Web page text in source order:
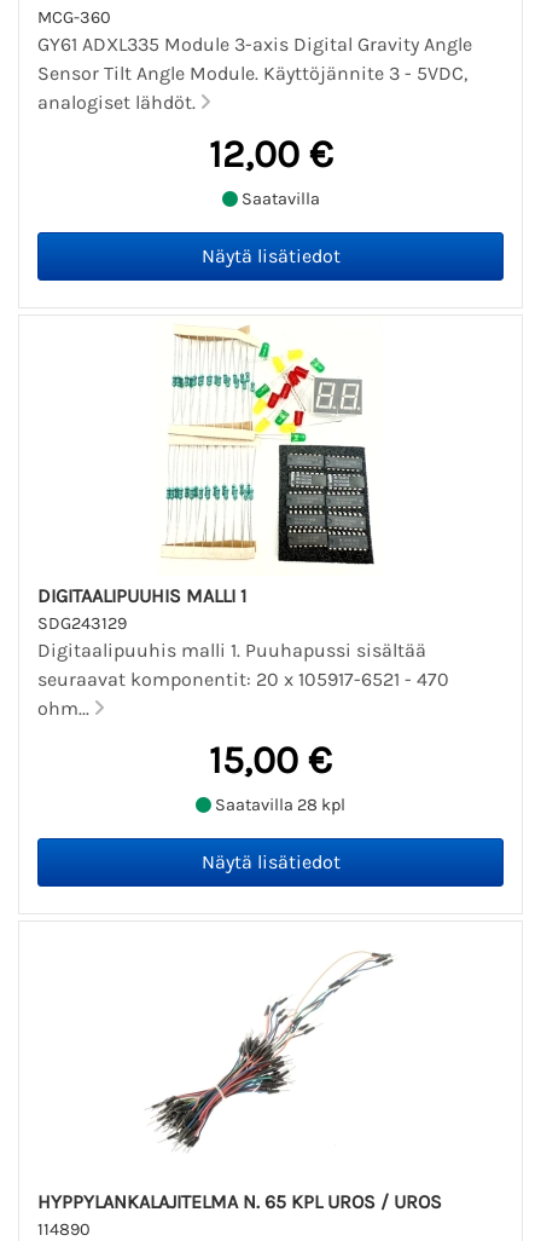
MCG-360
GY61 ADXL335 Module 3-axis Digital Gravity Angle
Sensor Tilt Angle Module. Käyttöjännite 3 - 5VDC,
analogiset lähdöt.
12,00 €
Saatavilla
DIGITAALIPUUHIS MALLI 1
SDG243129
Digitaalipuuhis malli 1. Puuhapussi sisältää
seuraavat komponentit: 20 x 105917-6521 - 470
ohm...
15,00 €
Saatavilla 28 kpl
HYPPYLANKALAJITELMA N. 65 KPL UROS / UROS
114890